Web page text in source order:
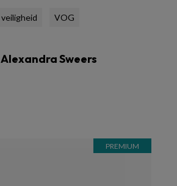
veiligheid VOG
Alexandra Sweers